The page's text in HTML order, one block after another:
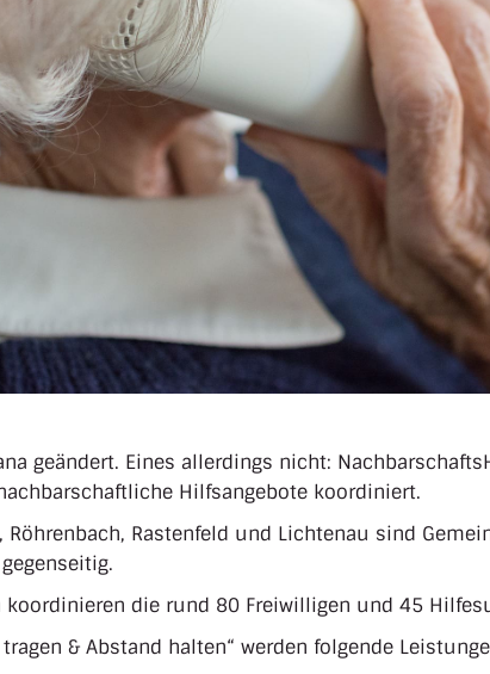
geändert. Eines allerdings nicht:
Hilfsangebote koordiniert.
Röhrenbach, Rastenfeld und Lichtenau sind
die rund 80 Freiwilligen und 45
tragen & Abstand halten“ werden folgende